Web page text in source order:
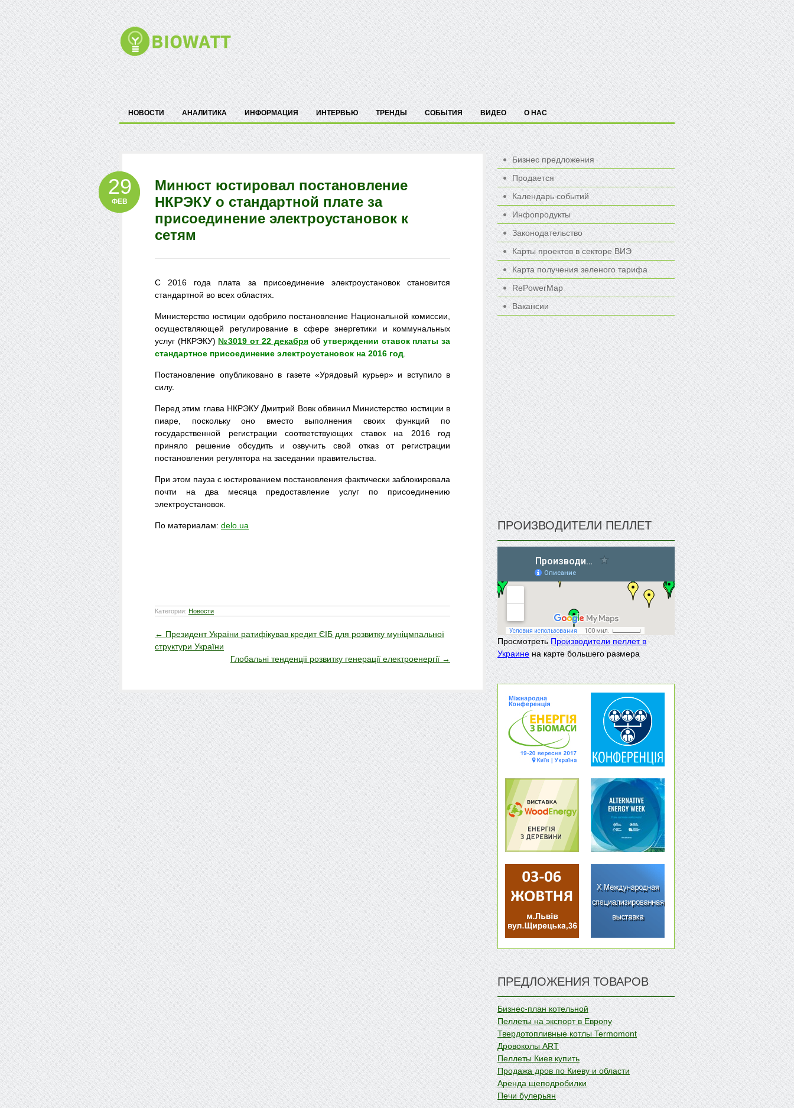
НОВОСТИ АНАЛИТИКА ИНФОРМАЦИЯ ИНТЕРВЬЮ ТРЕНДЫ СОБЫТИЯ ВИДЕО О НАС
Минюст юстировал постановление
НКРЭКУ о стандартной плате за
присоединение электроустановок к
сетям
29
ФЕВ
С 2016 года плата за присоединение электроустановок становится
стандартной во всех областях.
Министерство юстиции одобрило постановление Национальной комиссии,
осуществляющей регулирование в сфере энергетики и коммунальных
услуг (НКРЭКУ) №3019 от 22 декабряобутверждении ставок платы за
стандартное присоединение электроустановок на 2016 год
Постановление опубликовано в газете «Урядовый курьер» и вступило в
силу.
Перед этим глава НКРЭКУ Дмитрий Вовк обвинил Министерство юстиции в
пиаре, поскольку оно вместо выполнения своих функций по
государственной регистрации соответствующих ставок на 2016 год
приняло решение обсудить и озвучить свой отказ от регистрации
постановления регулятора на заседании правительства.
При этом пауза с юстированием постановления фактически заблокировала
почти на два месяца предоставление услуг по присоединению
электроустановок.
По материалам: delo.ua
Категории: Новости
← Президент України ратифікував кредит ЄІБ для розвитку муніцмпальної
структури України
Глобальні тенденції розвитку генерації електроенергії →
Бизнес предложения
Продается
Календарь событий
Инфопродукты
Законодательство
Карты проектов в секторе ВИЭ
Карта получения зеленого тарифа
RePowerMap
Вакансии
ПРОИЗВОДИТЕЛИ ПЕЛЛЕТ
ПросмотретьПроизводители пеллет в
Украине на карте большего размера
ПРЕДЛОЖЕНИЯ ТОВАРОВ
Бизнес-план котельной
Пеллеты на экспорт в Европу
Твердотопливные котлы Termomont
Дровоколы ART
Пеллеты Киев купить
Продажа дров по Киеву и области
Аренда щеподробилки
Печи булерьян